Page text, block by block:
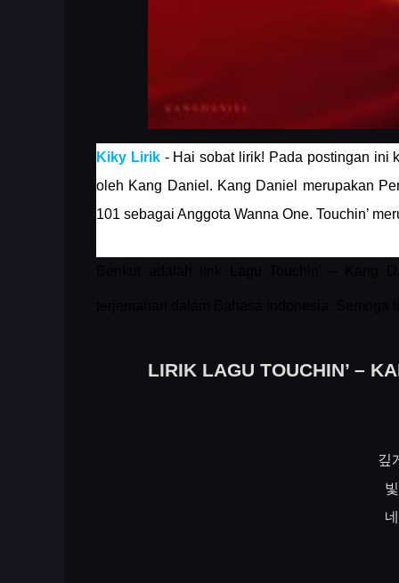
Kiky Lirik - Hai sobat lirik! Pada postingan ini
oleh Kang Daniel. Kang Daniel merupakan
101 sebagai Anggota Wanna One. Touchin’
LIRIK LAGU TOUCHIN’ –
깊